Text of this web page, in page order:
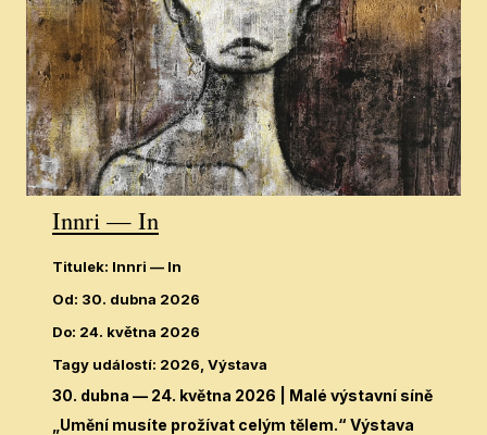
Innri — In
Titulek: Innri — In
Od: 30. dubna 2026
Do: 24. května 2026
Tagy událostí: 2026, Výstava
30. dubna — 24. května 2026 | Malé výstavní síně
„Umění musíte prožívat celým tělem.“ Výstava